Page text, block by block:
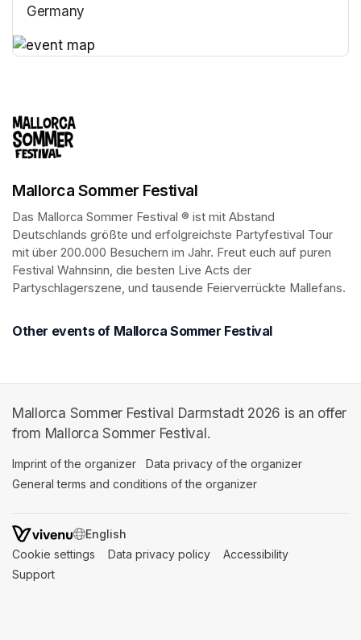
Germany
Mallorca Sommer Festival
Das Mallorca Sommer Festival ® ist mit Abstand
Deutschlands größte und erfolgreichste Partyfestival Tour
mit über 200.000 Besuchern im Jahr. Freut euch auf puren
Festival Wahnsinn, die besten Live Acts der
Partyschlagerszene, und tausende Feierverrückte Mallefans.
Other events of Mallorca Sommer Festival
Mallorca Sommer Festival Darmstadt 2026 is an offer
from Mallorca Sommer Festival.
Imprint of the organizer (opens in a new tab)
Data privacy of the organizer
General terms and conditions of the organizer
SWITCH LANGUAGE
Cookie settings (opens in a new tab)
Data privacy policy (opens in a new tab)
Accessibility
Support